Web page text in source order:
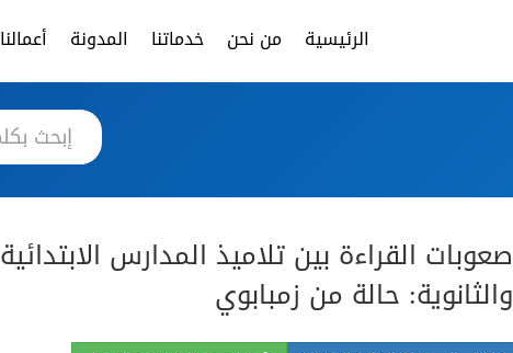
الرئيسية من نحن خدماتنا المدونة أعمالنا
صعوبات القراءة بين تلاميذ المدارس الابتدائية
والثانوية: حالة من زمبابوي